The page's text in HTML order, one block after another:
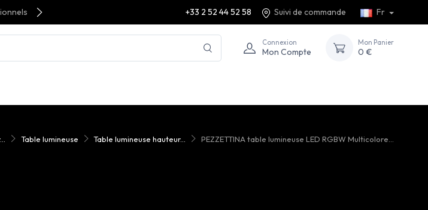
+33 2 52 44 52 58 Suivi de commande Fr
Connexion
Mon Compte
Mon Panier
0 €
Table lumineuse Table lumineuse hauteur... PEZZETTINA table lumineuse LED RGBW Multicolore...